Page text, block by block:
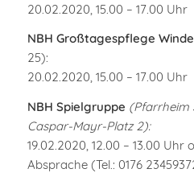
20.02.2020, 15.00 – 17.00 Uhr
NBH Großtagespflege
25):
20.02.2020, 15.00 – 17.00 Uhr
NBH Spielgruppe (Pfarrheim
Caspar-Mayr-Platz 2):
19.02.2020, 12.00 – 13.00 Uhr
Absprache (Tel.: 0176